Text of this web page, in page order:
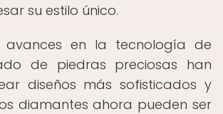
su estilo único.
avances en la tecnología de
de piedras preciosas han
diseños más sofisticados y
diamantes ahora pueden ser